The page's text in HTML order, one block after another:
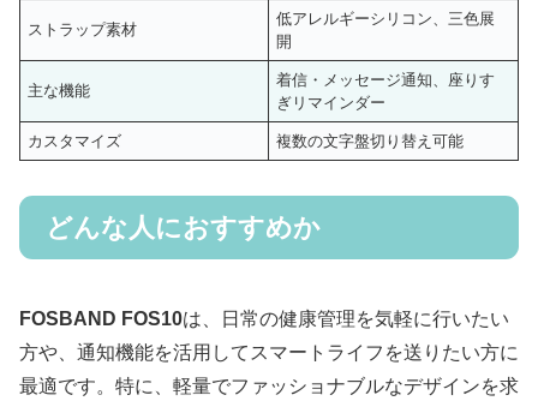
ストラップ素材
低アレルギーシリコン、三色展
開
主な機能
着信・メッセージ通知、座りす
ぎリマインダー
カスタマイズ 複数の文字盤切り替え可能
どんな人におすすめか
FOSBAND FOS10は、日常の健康管理を気軽に行いたい
方や、通知機能を活用してスマートライフを送りたい方に
最適です。特に、軽量でファッショナブルなデザインを求